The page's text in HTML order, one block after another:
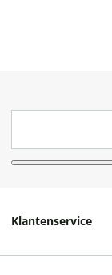
Klantenservice